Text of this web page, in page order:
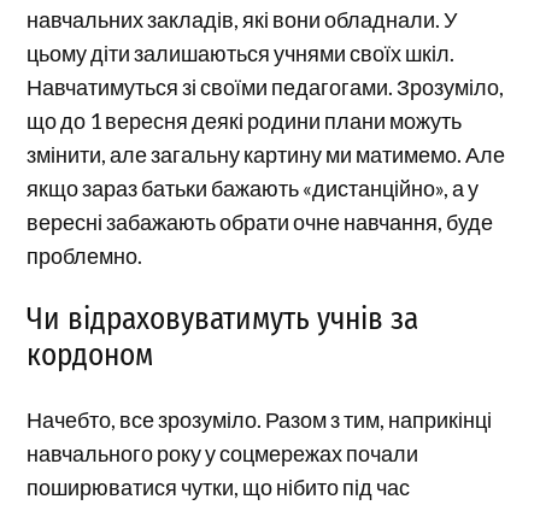
навчальних закладів, які вони обладнали. У
цьому діти залишаються учнями своїх шкіл.
Навчатимуться зі своїми педагогами. Зрозуміло,
що до 1 вересня деякі родини плани можуть
змінити, але загальну картину ми матимемо. Але
якщо зараз батьки бажають «дистанційно», а у
вересні забажають обрати очне навчання, буде
проблемно.
Чи відраховуватимуть учнів за
кордоном
Начебто, все зрозуміло. Разом з тим, наприкінці
навчального року у соцмережах почали
поширюватися чутки, що нібито під час